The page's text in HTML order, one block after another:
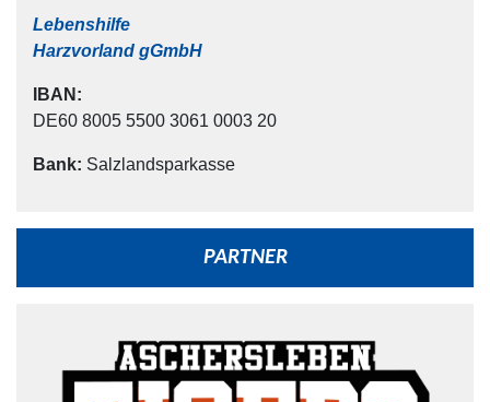
Lebenshilfe
Harzvorland gGmbH
IBAN:
DE60 8005 5500 3061 0003 20
Bank: Salzlandsparkasse
PARTNER